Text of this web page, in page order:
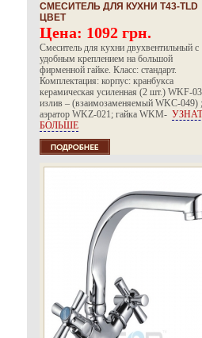
СМЕСИТЕЛЬ ДЛЯ КУХНИ T43-TLD
ЦВЕТ
Цена: 1092 грн.
Смеситель для кухни двухвентильный с
удобным креплением на большой
фирменной гайке. Класс: стандарт.
Комплектация: корпус: кранбукса
керамическая усиленная (2 шт.) WKF-
излив – (взаимозаменяемый WKC-049) ;
аэратор WKZ-021; гайка WKM-
БОЛЬШЕ